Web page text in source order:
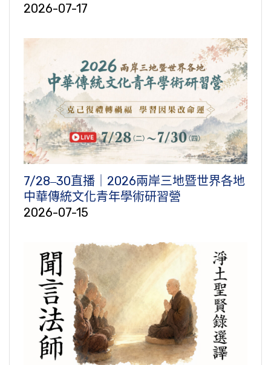
2026-07-17
7/28‒30直播｜2026兩岸三地暨世界各地
中華傳統文化青年學術研習營
2026-07-15